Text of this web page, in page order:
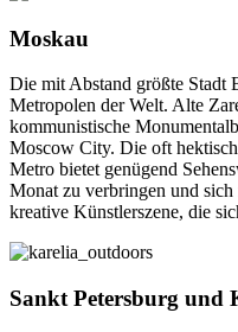
Moskau
Die mit Abstand größte Stadt
Metropolen der Welt. Alte
kommunistische
Moscow City. Die oft
Metro bietet genügend
Monat zu verbringen und
kreative Künstlerszene, die
Sankt Petersburg und